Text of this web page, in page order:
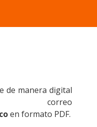
de manera digital
correo
en formato PDF.